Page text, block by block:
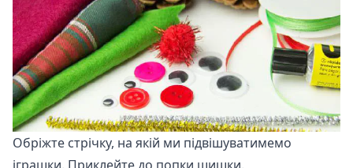
Обріжте стрічку, на якій ми підвішуватимемо